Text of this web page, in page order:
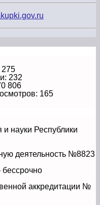
275
232
806
165
науки Республики
деятельность №8823
аккредитации №